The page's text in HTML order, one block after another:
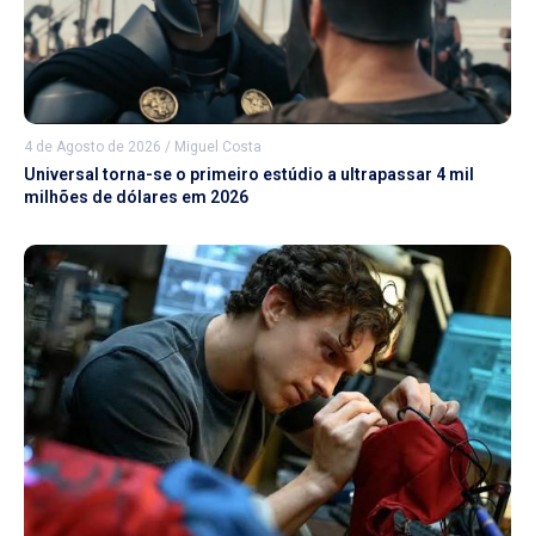
4 de Agosto de 2026 / Miguel Costa
Universal torna-se o primeiro estúdio a ultrapassar 4 mil
milhões de dólares em 2026